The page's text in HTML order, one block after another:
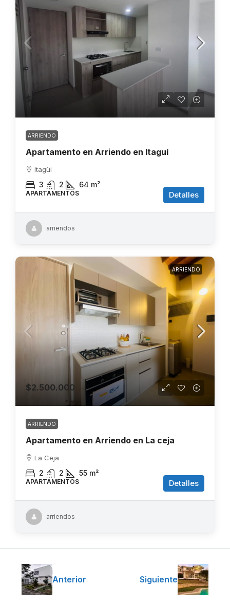
$3.200.000
ARRIENDO
Apartamento en Arriendo en Itaguí
Itagüi
3 2 64 m²
APARTAMENTOS Detalles
arriendos
ARRIENDO
$2.500.000
ARRIENDO
Apartamento en Arriendo en La ceja
La Ceja
2 2 55 m²
APARTAMENTOS Detalles
arriendos
Anterior Siguiente